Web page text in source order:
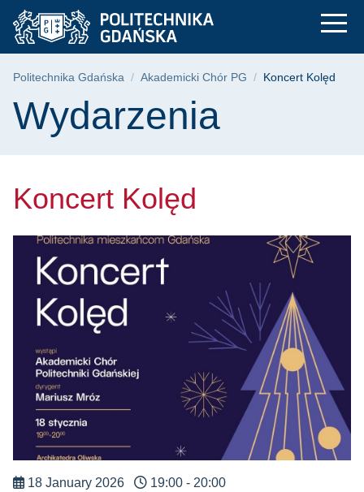
Przejdź
do
menu
Przejdź
do
wyszukiwarki
Przejdź
do
treści
Koncert Kolęd |
Ścieżka nawigacyjna
Politechnika Gdańska Akademicki Chór PG Koncert Kolęd
Treść strony
Wydarzenia
Koncert Kolęd
18 January 2026 19:00 - 20:00